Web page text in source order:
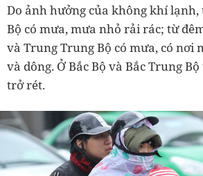
Do ảnh hưởng của không khí lạnh,
Bộ có mưa, mưa nhỏ rải rác; từ
và Trung Trung Bộ có mưa, có nơi
và dông. Ở Bắc Bộ và Bắc Trung
trở rét.